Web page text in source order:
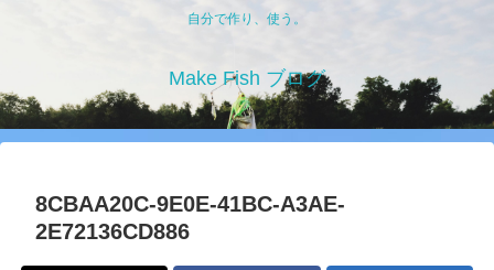
自分で作り、使う。
Make Fish ブログ
8CBAA20C-9E0E-41BC-A3AE-
2E72136CD886